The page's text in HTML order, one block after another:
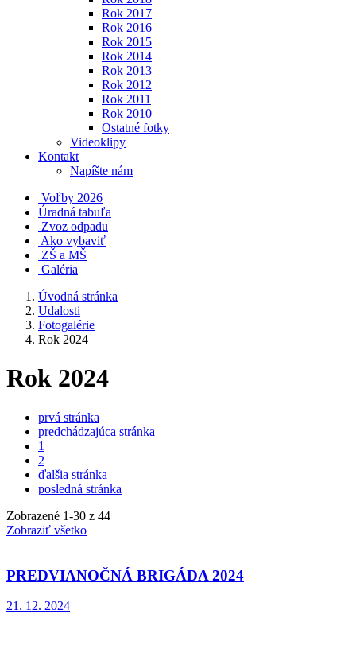
Rok 2017
Rok 2016
Rok 2015
Rok 2014
Rok 2013
Rok 2012
Rok 2011
Rok 2010
Ostatné fotky
Videoklipy
Kontakt
Napíšte nám
Voľby 2026
Úradná tabuľa
Zvoz odpadu
Ako vybaviť
ZŠ a MŠ
Galéria
Úvodná stránka
Udalosti
Fotogalérie
Rok 2024
Rok 2024
prvá stránka
predchádzajúca stránka
1
2
ďalšia stránka
posledná stránka
Zobrazené 1-30 z 44
Zobraziť všetko
PREDVIANOČNÁ BRIGÁDA 2024
21. 12. 2024